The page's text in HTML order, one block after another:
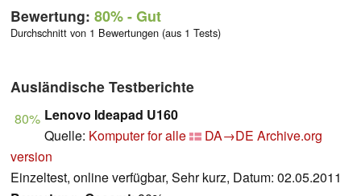
Bewertung: 80%- Gut
Durchschnitt von 1 Bewertungen (aus 1 Tests)
Ausländische Testberichte
80% Lenovo Ideapad U160
Quelle: Komputer for alle DA→DE Archive.org
version
Einzeltest, online verfügbar, Sehr kurz, Datum: 02.05.2011